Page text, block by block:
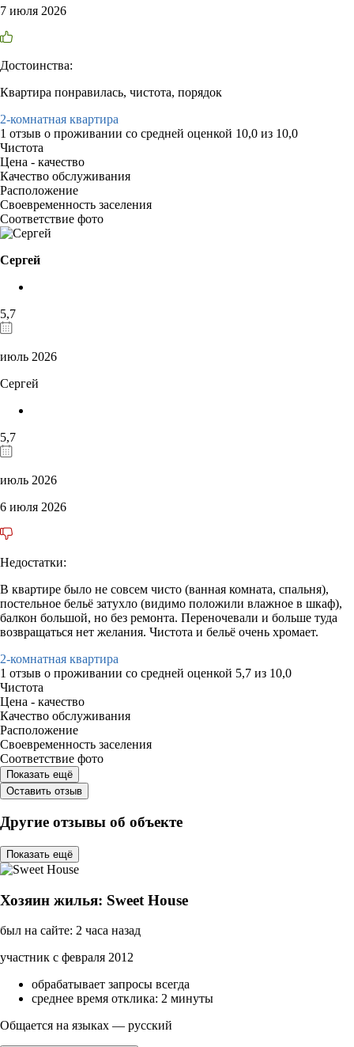
7 июля 2026
Достоинства:
Квартира понравилась, чистота, порядок
2-комнатная квартира
1 отзыв о проживании со средней оценкой 10,0 из 10,0
Чистота
Цена - качество
Качество обслуживания
Расположение
Своевременность заселения
Соответствие фото
Сергей
5,7
июль 2026
Сергей
5,7
июль 2026
6 июля 2026
Недостатки:
В квартире было не совсем чисто (ванная комната, спальня),
постельное бельё затухло (видимо положили влажное в шкаф),
балкон большой, но без ремонта. Переночевали и больше туда
возвращаться нет желания. Чистота и бельё очень хромает.
2-комнатная квартира
1 отзыв о проживании со средней оценкой 5,7 из 10,0
Чистота
Цена - качество
Качество обслуживания
Расположение
Своевременность заселения
Соответствие фото
Показать ещё
Оставить отзыв
Другие отзывы об объекте
Показать ещё
Хозяин жилья: Sweet House
был на сайте: 2 часа назад
участник с февраля 2012
обрабатывает запросы всегда
среднее время отклика: 2 минуты
Общается на языках — русский